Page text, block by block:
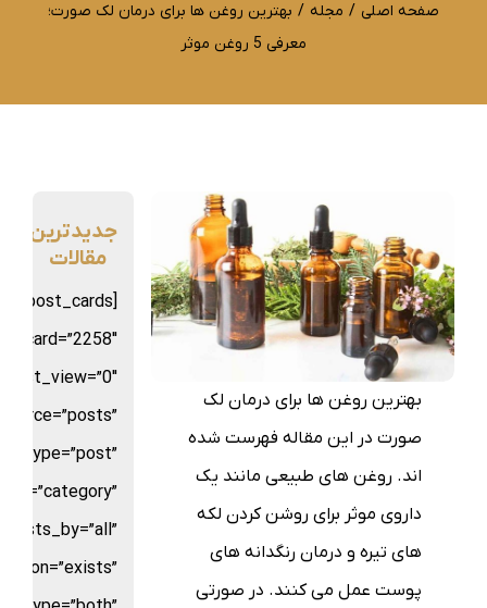
صفحه اصلی / مجله / بهترین روغن ها برای درمان لک صورت؛
معرفی 5 روغن موثر
بهترین روغن ها برای درمان لک
صورت در این مقاله فهرست شده
اند. روغن های طبیعی مانند یک
داروی موثر برای روشن کردن لکه
های تیره و درمان رنگدانه های
پوست عمل می کنند. در صورتی
جدیدترین
مقالات
source=”posts”
posts_by=”all”